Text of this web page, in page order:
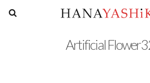
Artificial